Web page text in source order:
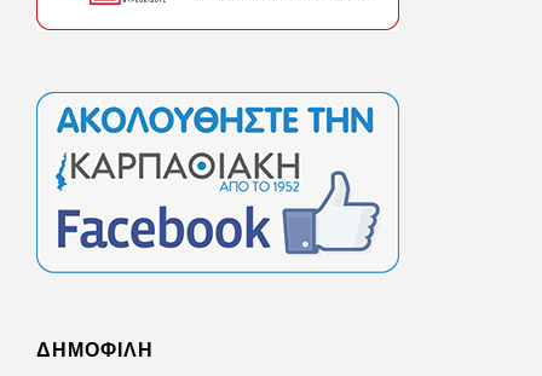
ΔΗΜΟΦΙΛΗ